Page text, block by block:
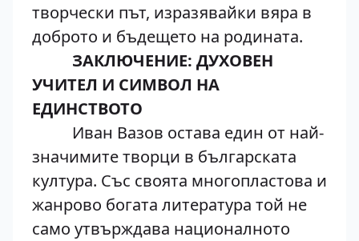
творчески път, изразявайки вяра в
доброто и бъдещето на родината.
ЗАКЛЮЧЕНИЕ: ДУХОВЕН
УЧИТЕЛ И СИМВОЛ НА
ЕДИНСТВОТО
Иван Вазов остава един от най-
значимите творци в българската
култура. Със своята многопластова и
жанрово богата литература той не
само утвърждава националното